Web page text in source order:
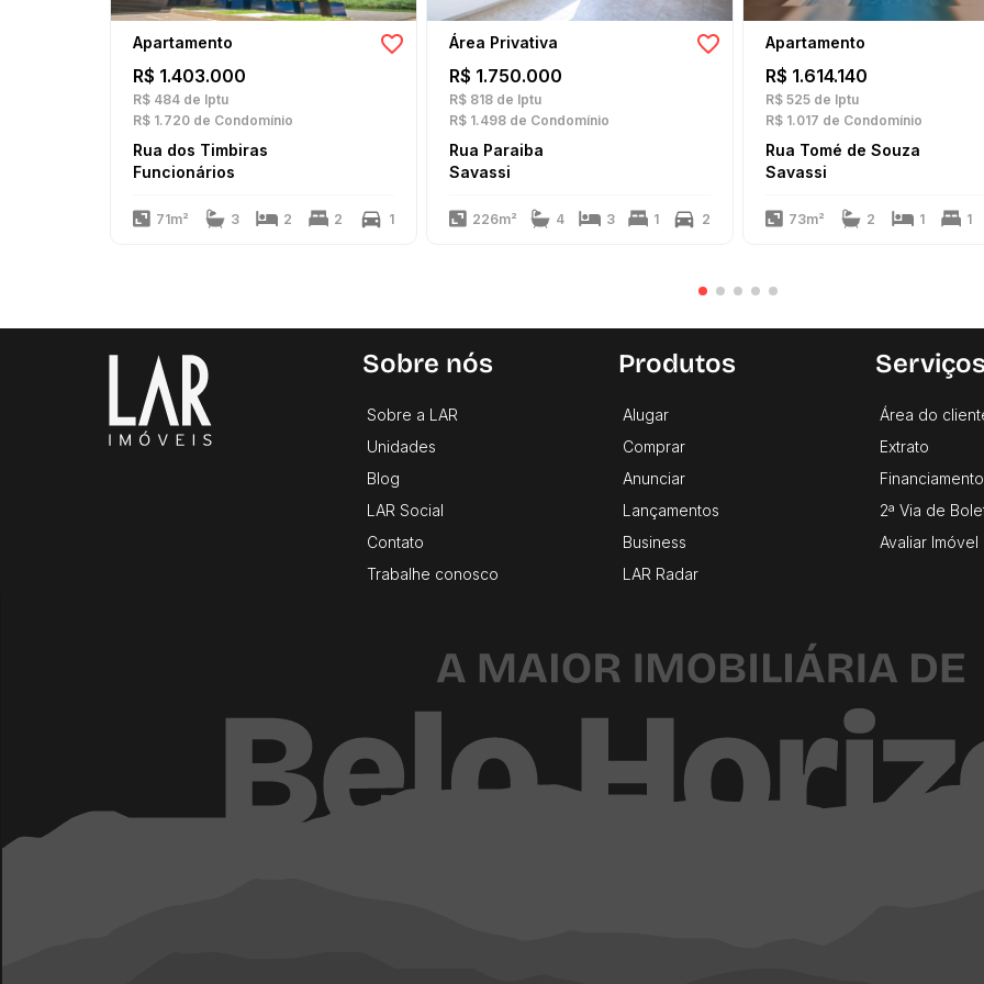
Apartamento
R$ 1.403.000
R$ 484 de Iptu
R$ 1.720 de Condomínio
Rua dos Timbiras
Funcionários
71m² 3 2 2 1
Área Privativa
R$ 1.750.000
R$ 818 de Iptu
R$ 1.498 de Condomínio
Rua Paraiba
Savassi
226m² 4 3 1 2
Apartamento
R$ 1.614.140
R$ 525 de Iptu
R$ 1.017 de Condomínio
Rua Tomé de Souza
Savassi
73m² 2 1 1
Sobre nós
Sobre a LAR
Unidades
Blog
LAR Social
Contato
Trabalhe conosco
Produtos
Alugar
Comprar
Anunciar
Lançamentos
Business
LAR Radar
Serviços
Área do
Extrato
Financiamento
2ª Via de
Avaliar Imóvel